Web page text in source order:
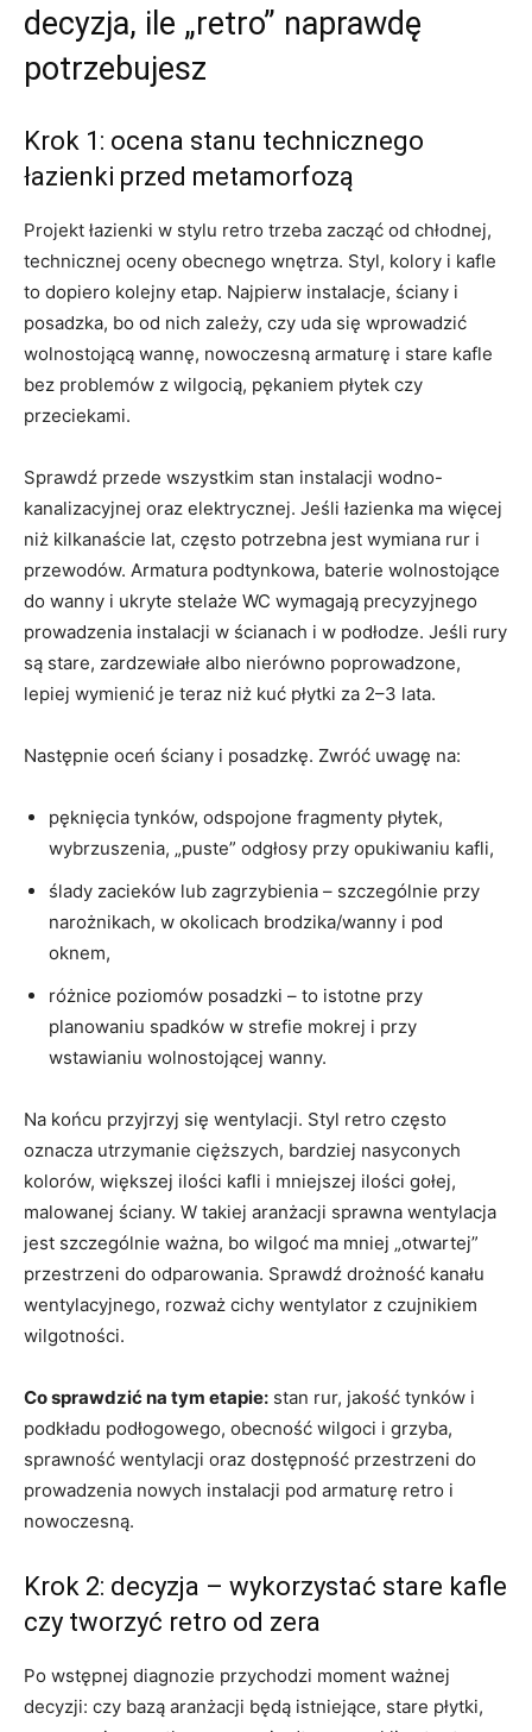
decyzja, ile „retro” naprawdę
potrzebujesz
Krok 1: ocena stanu technicznego
łazienki przed metamorfozą
Projekt łazienki w stylu retro trzeba zacząć od chłodnej,
technicznej oceny obecnego wnętrza. Styl, kolory i kafle
to dopiero kolejny etap. Najpierw instalacje, ściany i
posadzka, bo od nich zależy, czy uda się wprowadzić
wolnostojącą wannę, nowoczesną armaturę i stare kafle
bez problemów z wilgocią, pękaniem płytek czy
przeciekami.
Sprawdź przede wszystkim stan instalacji wodno-
kanalizacyjnej oraz elektrycznej. Jeśli łazienka ma więcej
niż kilkanaście lat, często potrzebna jest wymiana rur i
przewodów. Armatura podtynkowa, baterie wolnostojące
do wanny i ukryte stelaże WC wymagają precyzyjnego
prowadzenia instalacji w ścianach i w podłodze. Jeśli rury
są stare, zardzewiałe albo nierówno poprowadzone,
lepiej wymienić je teraz niż kuć płytki za 2–3 lata.
Następnie oceń ściany i posadzkę. Zwróć uwagę na:
pęknięcia tynków, odspojone fragmenty płytek,
wybrzuszenia, „puste” odgłosy przy opukiwaniu kafli,
ślady zacieków lub zagrzybienia – szczególnie przy
narożnikach, w okolicach brodzika/wanny i pod
oknem,
różnice poziomów posadzki – to istotne przy
planowaniu spadków w strefie mokrej i przy
wstawianiu wolnostojącej wanny.
Na końcu przyjrzyj się wentylacji. Styl retro często
oznacza utrzymanie cięższych, bardziej nasyconych
kolorów, większej ilości kafli i mniejszej ilości gołej,
malowanej ściany. W takiej aranżacji sprawna wentylacja
jest szczególnie ważna, bo wilgoć ma mniej „otwartej”
przestrzeni do odparowania. Sprawdź drożność kanału
wentylacyjnego, rozważ cichy wentylator z czujnikiem
wilgotności.
Co sprawdzić na tym etapie: stan rur, jakość tynków i
podkładu podłogowego, obecność wilgoci i grzyba,
sprawność wentylacji oraz dostępność przestrzeni do
prowadzenia nowych instalacji pod armaturę retro i
nowoczesną.
Krok 2: decyzja – wykorzystać stare kafle
czy tworzyć retro od zera
Po wstępnej diagnozie przychodzi moment ważnej
decyzji: czy bazą aranżacji będą istniejące, stare płytki,